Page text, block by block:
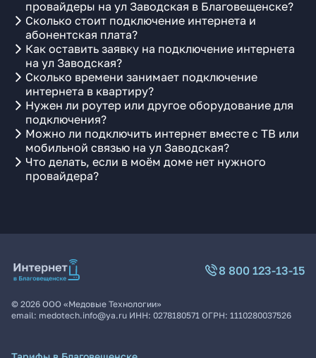
провайдеры на ул Заводская в Благовещенске?
Сколько стоит подключение интернета и
абонентская плата?
Как оставить заявку на подключение интернета
на ул Заводская?
Сколько времени занимает подключение
интернета в квартиру?
Нужен ли роутер или другое оборудование для
подключения?
Можно ли подключить интернет вместе с ТВ или
мобильной связью на ул Заводская?
Что делать, если в моём доме нет нужного
провайдера?
8 800 123-13-15
© 2026 ООО «Медовые Технологии»
email: medotech.info@ya.ru ИНН: 0278180571 ОГРН: 1110280037526